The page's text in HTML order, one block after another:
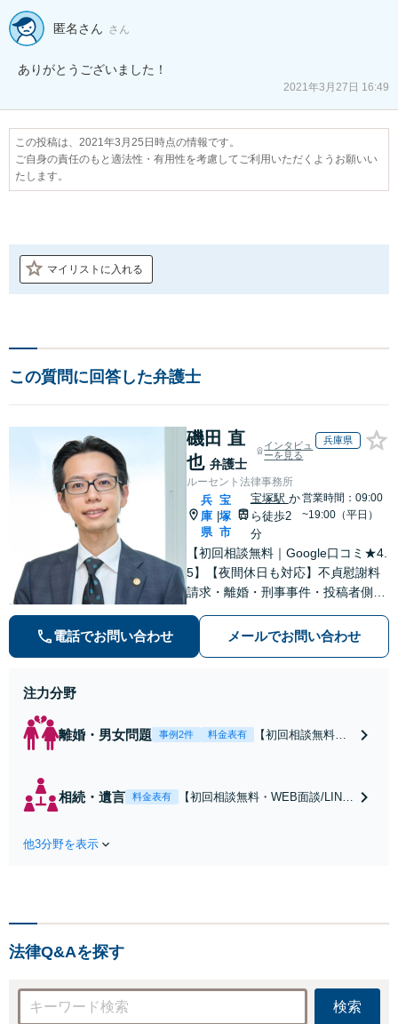
匿名さん さん
ありがとうございました！
2021年3月27日 16:49
この投稿は、2021年3月25日時点の情報です。
ご自身の責任のもと適法性・有用性を考慮してご利用いただくようお願いい
たします。
マイリストに入れる
この質問に回答した弁護士
磯田 直
也 弁護士
インタビュ
ーを見る
兵庫県
ルーセント法律事務所
兵
庫
県
|
宝
塚
市
宝塚駅 か
ら徒歩2
分
営業時間：09:00
~19:00（平日）
【初回相談無料｜Google口コミ★4.
5】【夜間休日も対応】不貞慰謝料
請求・離婚・刑事事件・投稿者側発
数。オーダーメイドのサービスで問
題解決や事業の推進を強力にサポー
電話でお問い合わせ メールでお問い合わせ
注力分野
離婚・男女問題 事例2件 料金表有
【初回相談無料・
倫の早期解決】
相続・遺言 料金表有
【初回相談無料・WEB面談/LINE
【地域密着】
他3分野を表示
法律Q&Aを探す
検索